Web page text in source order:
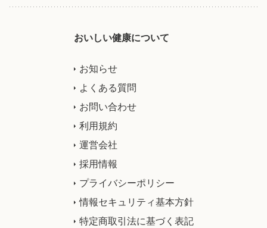
おいしい健康について
お知らせ
よくある質問
お問い合わせ
利用規約
運営会社
採用情報
プライバシーポリシー
情報セキュリティ基本方針
特定商取引法に基づく表記